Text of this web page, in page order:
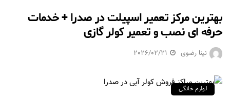
بهترین مرکز تعمیر اسپیلت در صدرا + خدمات
حرفه ای نصب و تعمیر کولر گازی
نینا رضوی 2026/02/21
لوازم خانگی